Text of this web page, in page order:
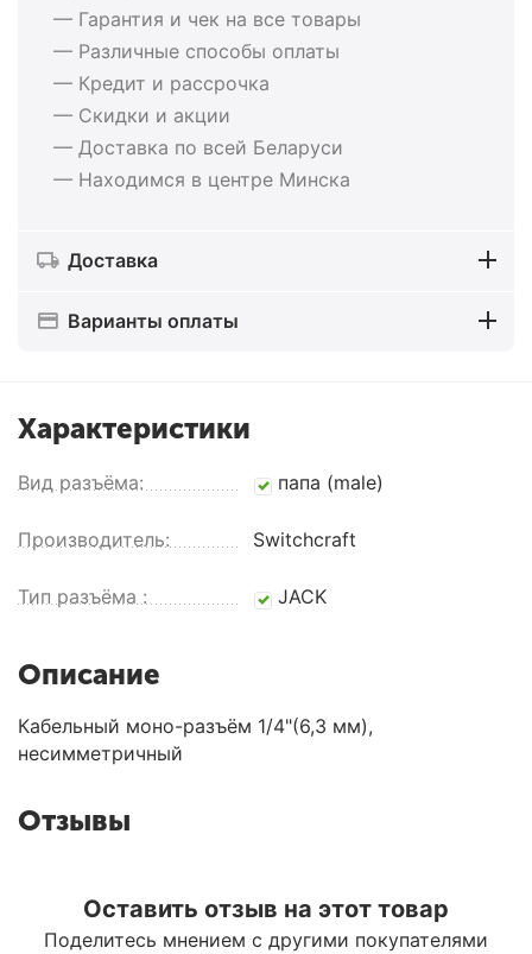
— Гарантия и чек на все товары
— Различные способы оплаты
— Кредит и рассрочка
— Скидки и акции
— Доставка по всей Беларуси
— Находимся в центре Минска
Доставка
Варианты оплаты
Характеристики
Вид разъёма: папа (male)
Производитель: Switchcraft
Тип разъёма : JACK
Описание
Кабельный моно-разъём 1/4"(6,3 мм),
несимметричный
Отзывы
Оставить отзыв на этот товар
Поделитесь мнением с другими покупателями